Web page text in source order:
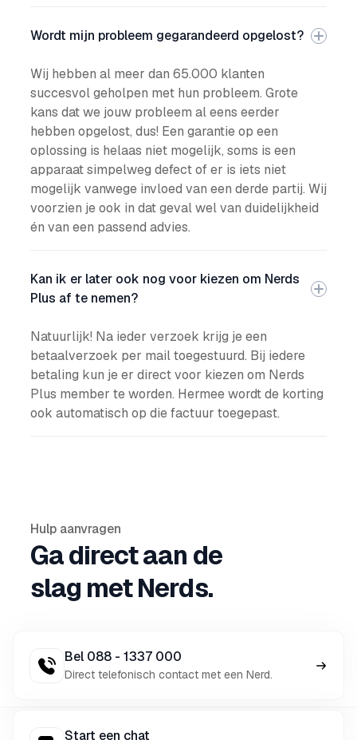
Wordt mijn probleem gegarandeerd opgelost?
Wij hebben al meer dan 65.000 klanten
succesvol geholpen met hun probleem. Grote
kans dat we jouw probleem al eens eerder
hebben opgelost, dus! Een garantie op een
oplossing is helaas niet mogelijk, soms is een
apparaat simpelweg defect of er is iets niet
mogelijk vanwege invloed van een derde partij. Wij
voorzien je ook in dat geval wel van duidelijkheid
én van een passend advies.
Kan ik er later ook nog voor kiezen om Nerds
Plus af te nemen?
Natuurlijk! Na ieder verzoek krijg je een
betaalverzoek per mail toegestuurd. Bij iedere
betaling kun je er direct voor kiezen om Nerds
Plus member te worden. Hermee wordt de korting
ook automatisch op die factuur toegepast.
Hulp aanvragen
Ga direct aan de
slag met Nerds.
Bel 088 - 1337 000
Direct telefonisch contact met een Nerd.
Start een chat